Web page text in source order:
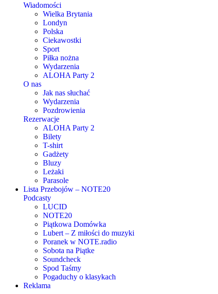
Wiadomości
Wielka Brytania
Londyn
Polska
Ciekawostki
Sport
Piłka nożna
Wydarzenia
ALOHA Party 2
O nas
Jak nas słuchać
Wydarzenia
Pozdrowienia
Rezerwacje
ALOHA Party 2
Bilety
T-shirt
Gadżety
Bluzy
Leżaki
Parasole
Lista Przebojów – NOTE20
Podcasty
LUCID
NOTE20
Piątkowa Domówka
Lubert – Z miłości do muzyki
Poranek w NOTE.radio
Sobota na Piątke
Soundcheck
Spod Taśmy
Pogaduchy o klasykach
Reklama